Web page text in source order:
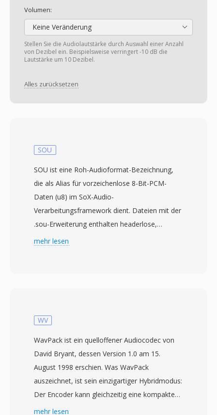
Volumen:
Keine Veränderung
Stellen Sie die Audiolautstärke durch Auswahl einer Anzahl
von Dezibel ein. Beispielsweise verringert -10 dB die
Lautstärke um 10 Dezibel.
Alles zurücksetzen
SOU
SOU ist eine Roh-Audioformat-Bezeichnung,
die als Alias für vorzeichenlose 8-Bit-PCM-
Daten (u8) im SoX-Audio-
Verarbeitungsframework dient. Dateien mit der
.sou-Erweiterung enthalten headerlose,
unkomprimierte Audiosamples, gespeichert als
und Kanalanzahl extern angegeben werden. Die
8000 Hz, obwohl die Daten jede Rate
repräsentieren können, die die
Aufnahmehardware unterstützte. Die u8-
Kodierung, für die SOU als Alias dient, ist eine
der einfachsten möglichen digitalen
mehr lesen
WV
WavPack ist ein quelloffener Audiocodec von
David Bryant, dessen Version 1.0 am 15.
August 1998 erschien. Was WavPack
auszeichnet, ist sein einzigartiger Hybridmodus:
Der Encoder kann gleichzeitig eine kompakte
verlustbehaftete Datei und eine separate
mehr lesen